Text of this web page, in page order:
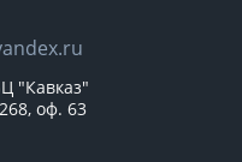
"Кавказ"
оф. 63